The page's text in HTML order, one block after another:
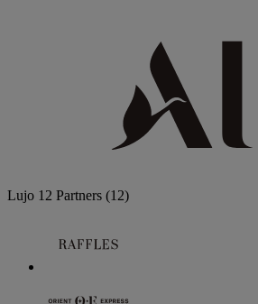
Lujo 12 Partners (12)